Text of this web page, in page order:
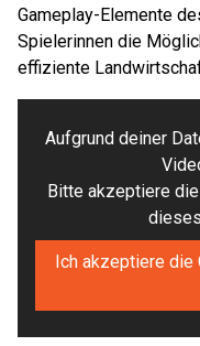
Gameplay-Elemente
Spielerinnen die
effiziente
Aufgrund deiner
Bitte akzeptiere
Ich akzeptiere die